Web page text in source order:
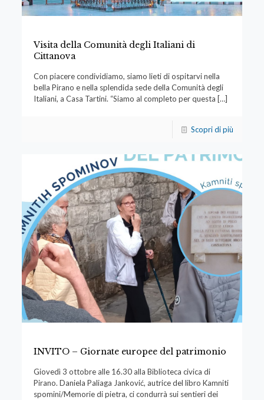
Visita della Comunità degli Italiani di
Cittanova
Con piacere condividiamo, siamo lieti di ospitarvi nella
bella Pirano e nella splendida sede della Comunità degli
Italiani, a Casa Tartini. “Siamo al completo per questa […]
Scopri di più
INVITO – Giornate europee del patrimonio
Giovedì 3 ottobre alle 16.30 alla Biblioteca civica di
Pirano. Daniela Paliaga Janković, autrice del libro Kamniti
spomini/Memorie di pietra, ci condurrà sui sentieri dei